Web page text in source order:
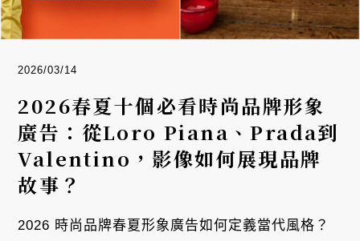
2026/03/14
2026春夏十個必看時尚品牌形象
廣告：從Loro Piana、Prada到
Valentino，影像如何展現品牌
故事？
2026 時尚品牌春夏形象廣告如何定義當代風格？